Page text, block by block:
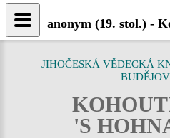
JIHOČESKÁ VĚDECKÁ
'S
anonym (19. stol.) -